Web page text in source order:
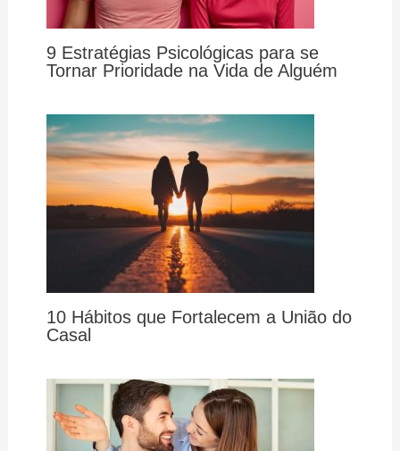
9 Estratégias Psicológicas para se
Tornar Prioridade na Vida de Alguém
10 Hábitos que Fortalecem a União do
Casal